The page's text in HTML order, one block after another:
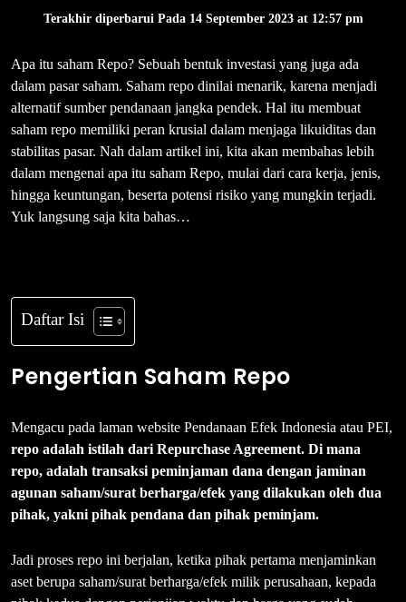
Terakhir diperbarui Pada 14 September 2023 at 12:57 pm
Apa itu saham Repo? Sebuah bentuk investasi yang juga ada
dalam pasar saham. Saham repo dinilai menarik, karena menjadi
alternatif sumber pendanaan jangka pendek. Hal itu membuat
saham repo memiliki peran krusial dalam menjaga likuiditas dan
stabilitas pasar. Nah dalam artikel ini, kita akan membahas lebih
dalam mengenai apa itu saham Repo, mulai dari cara kerja, jenis,
hingga keuntungan, beserta potensi risiko yang mungkin terjadi.
Yuk langsung saja kita bahas…
Daftar Isi
Pengertian Saham Repo
Mengacu pada laman website Pendanaan Efek Indonesia atau PEI,
repo adalah istilah dari Repurchase Agreement. Di mana
repo, adalah transaksi peminjaman dana dengan jaminan
agunan saham/surat berharga/efek yang dilakukan oleh dua
pihak, yakni pihak pendana dan pihak peminjam.
Jadi proses repo ini berjalan, ketika pihak pertama menjaminkan
aset berupa saham/surat berharga/efek milik perusahaan, kepada